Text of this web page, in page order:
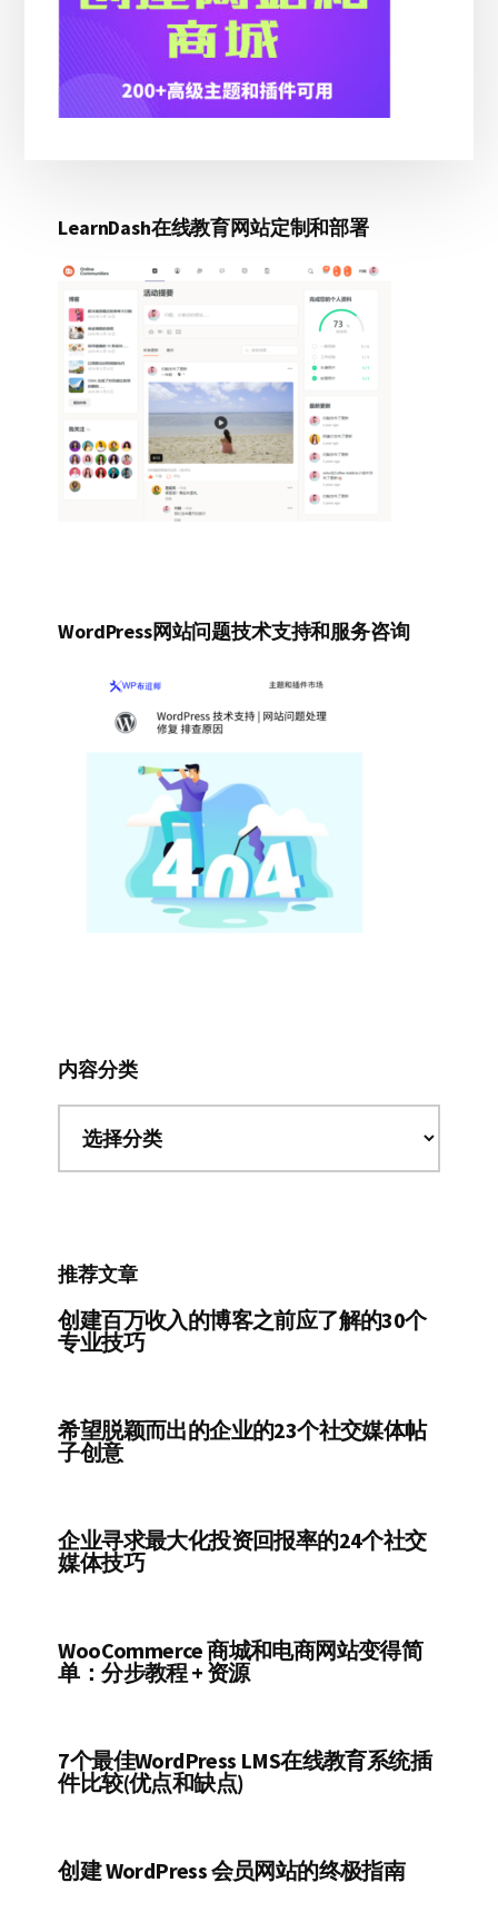
LearnDash在线教育网站定制和部署
WordPress网站问题技术支持和服务咨询
内容分类
分
推荐文章
创建百万收入的博客之前应了解的30个
专业技巧
希望脱颖而出的企业的23个社交媒体帖
子创意
企业寻求最大化投资回报率的24个社交
媒体技巧
WooCommerce 商城和电商网站变得简
单：分步教程 + 资源
7个最佳WordPress LMS在线教育系统插
件比较(优点和缺点)
创建 WordPress 会员网站的终极指南